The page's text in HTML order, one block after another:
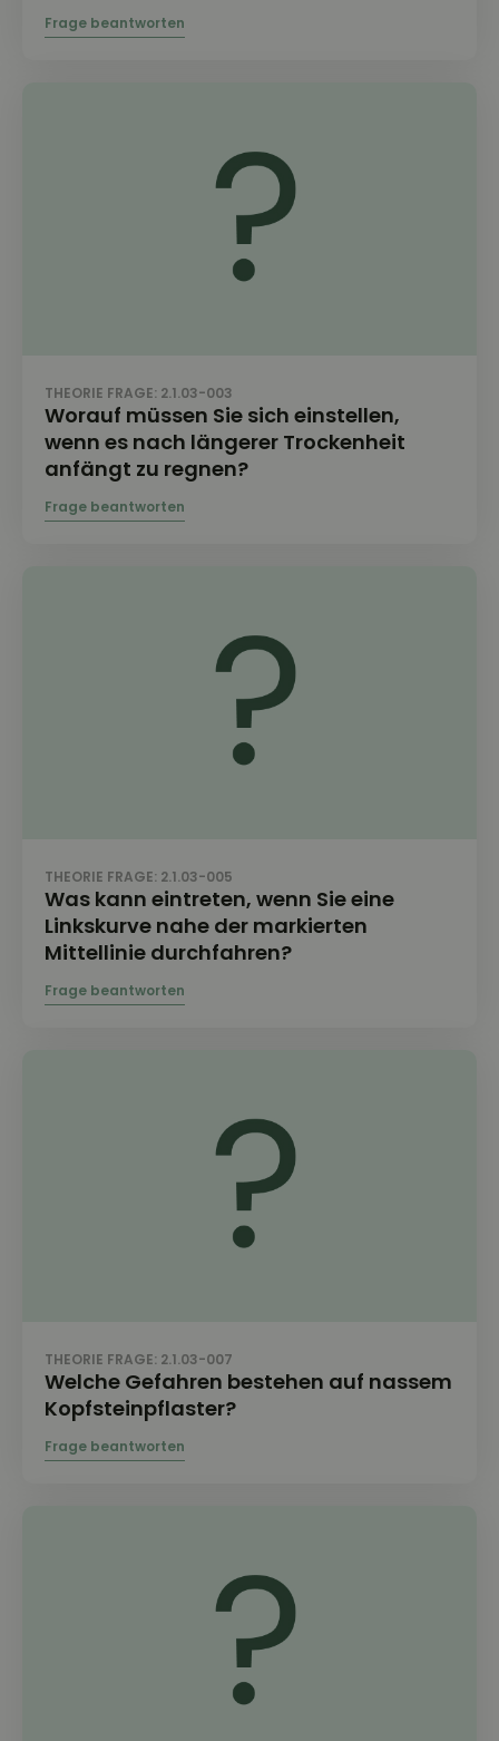
THEORIE FRAGE: 2.1.03-003
Worauf müssen Sie sich einstellen,
wenn es nach längerer Trockenheit
anfängt zu regnen?
THEORIE FRAGE: 2.1.03-005
Was kann eintreten, wenn Sie eine
Linkskurve nahe der markierten
Mittellinie durchfahren?
THEORIE FRAGE: 2.1.03-007
Welche Gefahren bestehen auf nassem
Kopfsteinpflaster?